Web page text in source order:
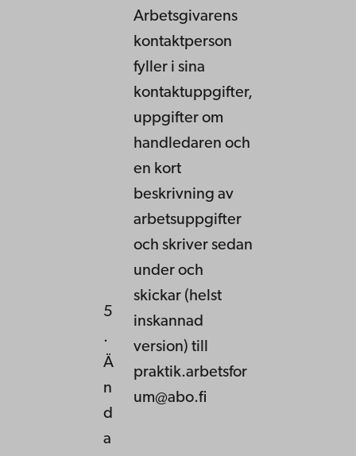
5
.
Ä
n
d
a
Arbetsgivarens
kontaktperson
fyller i sina
kontaktuppgifter,
uppgifter om
handledaren och
en kort
beskrivning av
arbetsuppgifter
och skriver sedan
under och
skickar (helst
inskannad
version) till
praktik.arbetsfor
um@abo.fi